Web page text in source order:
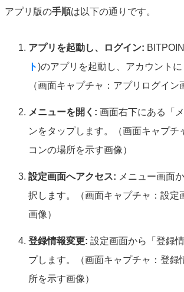
アプリ版の手順は以下の通りです。
アプリを起動し、ログイン:
ト)のアプリを起動し、アカウントに
（画面キャプチャ：アプリログイン
メニューを開く: 画面右下にある「
ンをタップします。（画面キャプチ
コンの場所を示す画像）
設定画面へアクセス: メニュー画面
択します。（画面キャプチャ：設定
画像）
登録情報変更: 設定画面から「登録
プします。（画面キャプチャ：登録
所を示す画像）